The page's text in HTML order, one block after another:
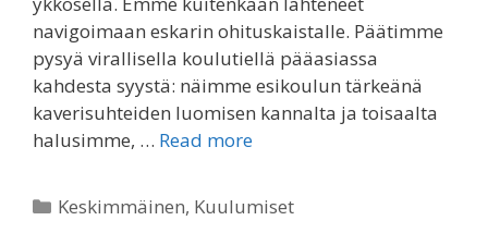
navigoimaan eskarin ohituskaistalle. Päätimme
pysyä virallisella koulutiellä pääasiassa
kahdesta syystä: näimme esikoulun tärkeänä
kaverisuhteiden luomisen kannalta ja toisaalta
halusimme, … Read more
Categories
Keskimmäinen, Kuulumiset